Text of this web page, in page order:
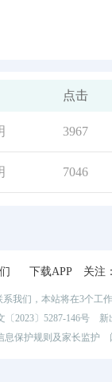
点击
3967
7046
下载APP 关注
我们，本站将在3个工作
〔2023〕5287-146号
新
息保护规则及家长监护